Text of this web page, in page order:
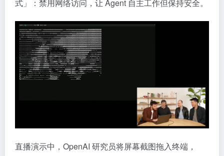
式」：禁用网络访问，让 Agent 自主工作但保持安全。
直播演示中，OpenAI 研究员将屏幕截图拖入终端，